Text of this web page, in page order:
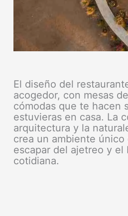
El diseño del
acogedor, con mesas
cómodas que te hacen
estuvieras en casa. La
arquitectura y la
crea un ambiente
escapar del ajetreo y el
cotidiana.